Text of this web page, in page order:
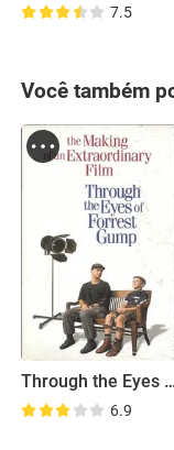
7.5
Você também
Through the Eyes
6.9